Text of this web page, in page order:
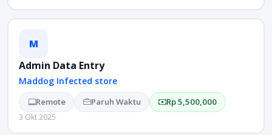
M
Admin Data Entry
Maddog Infected store
Remote Paruh Waktu Rp 5,500,000
3 Okt 2025